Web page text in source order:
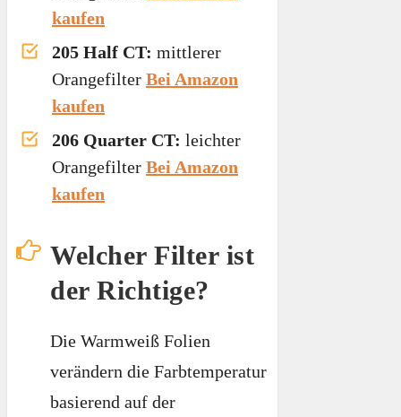
kaufen
205 Half CT: mittlerer
Orangefilter Bei Amazon
kaufen
206 Quarter CT: leichter
Orangefilter Bei Amazon
kaufen
Welcher Filter ist
der Richtige?
Die Warmweiß Folien
verändern die Farbtemperatur
basierend auf der